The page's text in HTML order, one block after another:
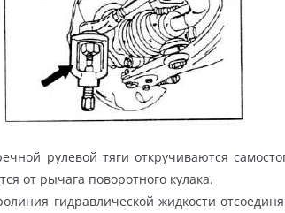
рулевой тяги откручиваются
от рычага поворотного кулака.
гидравлической жидкости